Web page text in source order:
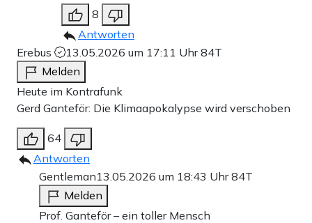
8
Antworten
Erebus
13.05.2026 um 17:11 Uhr84T
Melden
Heute im Kontrafunk
Gerd Ganteför: Die Klimaapokalypse wird verschoben
64
Antworten
Gentleman13.05.2026 um 18:43 Uhr84T
Melden
Prof. Ganteför – ein toller Mensch